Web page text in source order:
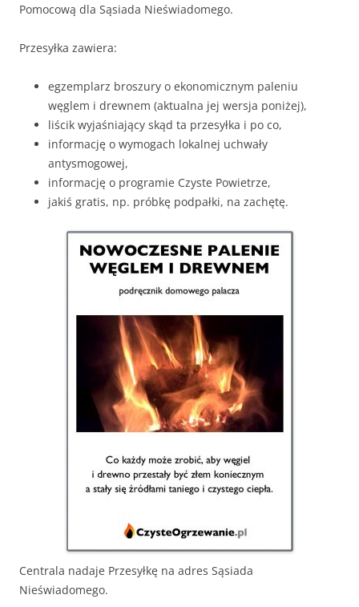
Pomocową dla Sąsiada Nieświadomego.
Przesyłka zawiera:
egzemplarz broszury o ekonomicznym paleniu
węglem i drewnem (aktualna jej wersja poniżej),
liścik wyjaśniający skąd ta przesyłka i po co,
informację o wymogach lokalnej uchwały
antysmogowej,
informację o programie Czyste Powietrze,
jakiś gratis, np. próbkę podpałki, na zachętę.
Centrala nadaje Przesyłkę na adres Sąsiada
Nieświadomego.